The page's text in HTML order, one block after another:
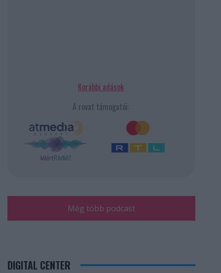
Korábbi adások
A rovat támogatói:
Még több podcast
DIGITAL CENTER